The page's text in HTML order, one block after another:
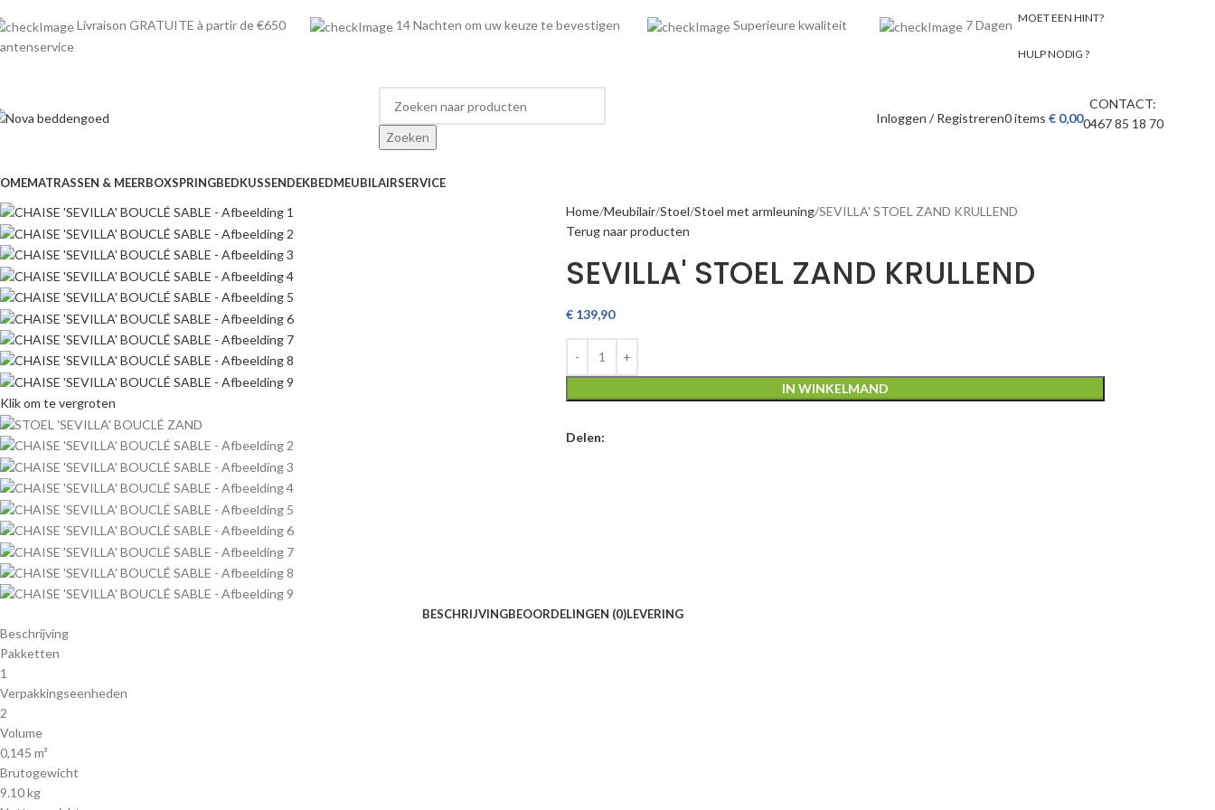
Livraison GRATUITE à partir de €650 14 Nachten om uw keuze te bevestigen Superieure kwaliteit
7 Dagen MOET EEN HINT?
HULP NODIG ?
Zoeken
Inloggen / Registreren0items €0,00
CONTACT:
0467 85 18 70
MATRASSEN & MEERBOXSPRINGBEDKUSSENDEKBEDMEUBILAIRSERVICE
Klik om te vergroten
Home Meubilair Stoel Stoel met armleuning SEVILLA' STOEL ZAND KRULLEND
Terug naar producten
SEVILLA' STOEL ZAND KRULLEND
€139,90
IN WINKELMAND
Delen:
BESCHRIJVINGBEOORDELINGEN (0)LEVERING
Beschrijving
Pakketten
1
Verpakkingseenheden
2
Volume
0,145 m³
Brutogewicht
9.10 kg